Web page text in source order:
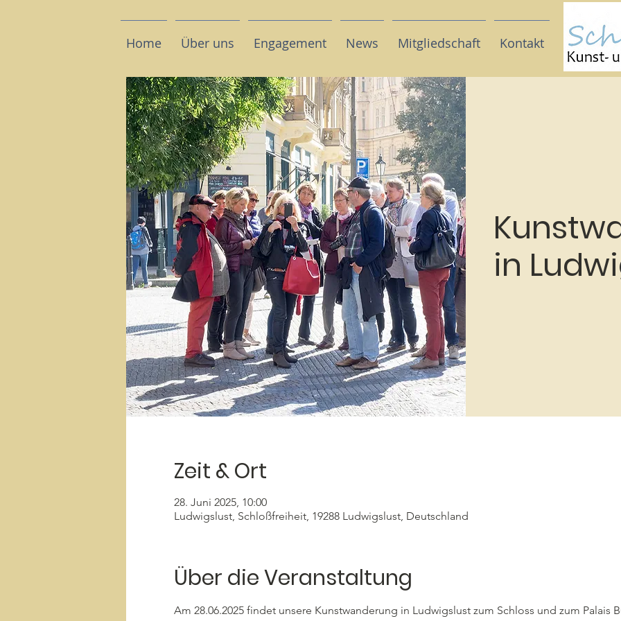
Home Über uns Engagement News Mitgliedschaft Kontakt
in
Zeit & Ort
28. Juni 2025, 10:00
Ludwigslust, Schloßfreiheit, 19288 Ludwigslust, Deutschland
Über die Veranstaltung
Am 28.06.2025 findet unsere Kunstwanderung in Ludwigslust zum Schloss und zum Palais